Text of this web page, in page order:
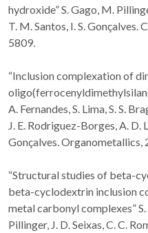
hydroxide” S. Gago, M.
T. M. Santos, I. S.
5809.
“Inclusion complexation of
A. Fernandes, S. Lima, S. S.
J. E. Rodriguez-Borges, A. D.
Gonçalves. Organometallics,
“Structural studies of beta-
beta-cyclodextrin inclusion
metal carbonyl complexes” S.
Pillinger, J. D. Seixas, C. C.